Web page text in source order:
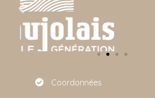
Coordonnées